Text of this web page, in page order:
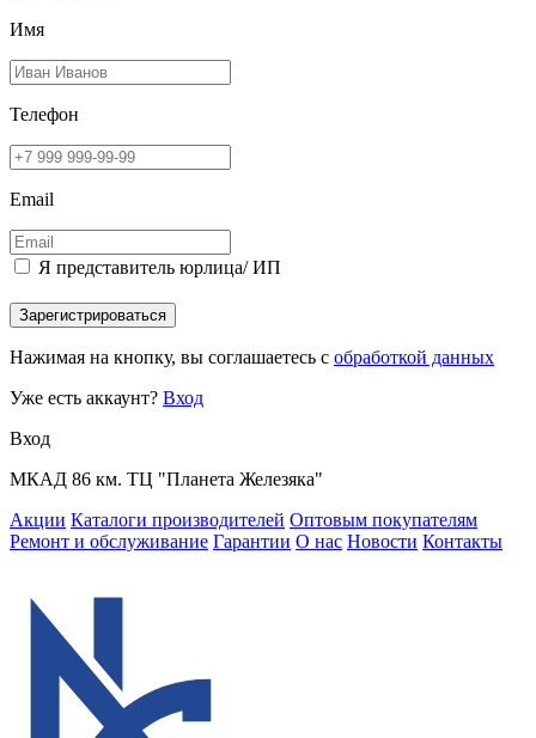
Имя
Телефон
Email
Я представитель юрлица/ ИП
Зарегистрироваться
Нажимая на кнопку, вы соглашаетесь с обработкой данных
Уже есть аккаунт? Вход
Вход
МКАД 86 км. ТЦ "Планета Железяка"
Акции Каталоги производителей Оптовым покупателям
Ремонт и обслуживание Гарантии О нас Новости Контакты